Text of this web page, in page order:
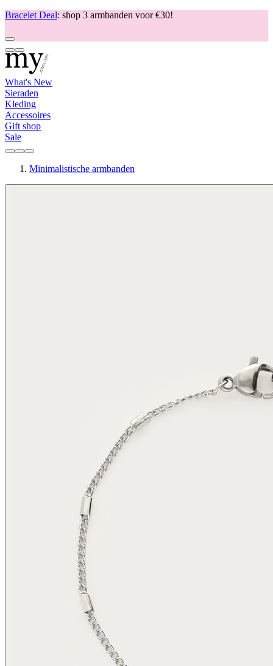
Bracelet Deal: shop 3 armbanden voor €30!
What's New
Sieraden
Kleding
Accessoires
Gift shop
Sale
Minimalistische armbanden